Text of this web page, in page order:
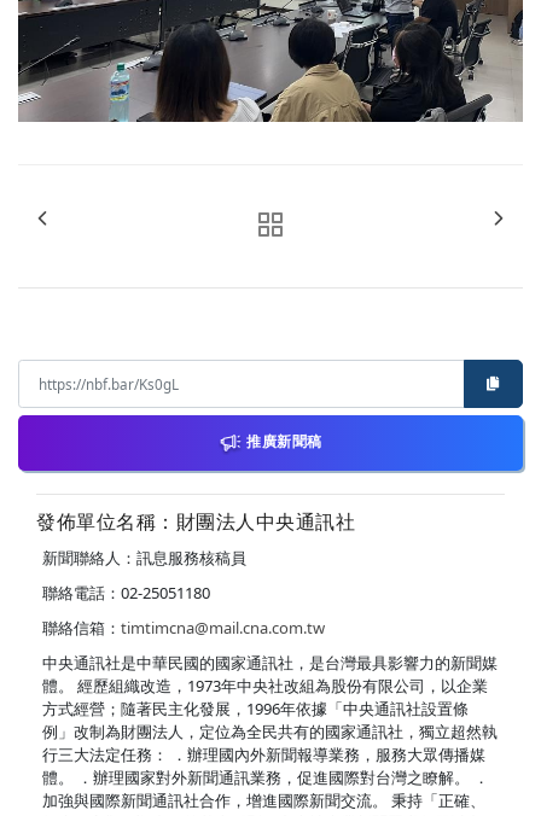
推廣新聞稿
發佈單位名稱：財團法人中央通訊社
新聞聯絡人：訊息服務核稿員
聯絡電話：02-25051180
聯絡信箱： timtimcna@mail.cna.com.tw
中央通訊社是中華民國的國家通訊社，是台灣最具影響力的新聞媒
體。 經歷組織改造，1973年中央社改組為股份有限公司，以企業
方式經營；隨著民主化發展，1996年依據「中央通訊社設置條
例」改制為財團法人，定位為全民共有的國家通訊社，獨立超然執
行三大法定任務： ．辦理國內外新聞報導業務，服務大眾傳播媒
體。 ．辦理國家對外新聞通訊業務，促進國際對台灣之瞭解。 ．
加強與國際新聞通訊社合作，增進國際新聞交流。 秉持「正確、